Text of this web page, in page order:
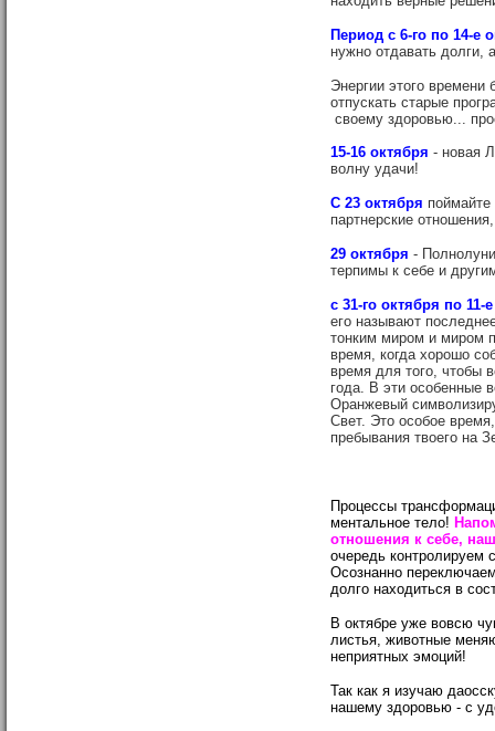
Период с 6-го по 14-е
нужно отдавать долги,
Энергии этого
отпускать старые
своему здоровью...
15-16 октября - новая
волну удачи!
С 23 октября
партнерские
29 октября -
терпимы к себе и
с 31-го октября по 11-
его называют
тонким миром и миром
время, когда хорошо
время для того, чтобы
года. В эти особенные
Оранжевый
Свет. Это особое
пребывания твоего на
Процессы
ментальное тело!
отношения к себе,
очередь контролируем
Осознанно
долго находиться в
В октябре уже вовсю
листья, животные
неприятных эмоций!
Так как я изучаю
нашему здоровью - с